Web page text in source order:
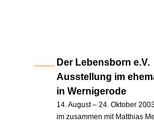
Der Lebensborn e.V.
Ausstellung im
in Wernigerode
14. August – 24. Oktober
im zusammen mit Matthias